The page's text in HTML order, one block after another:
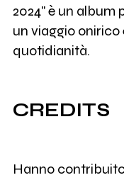
2024" è un album
un viaggio onirico
quotidianità.
CREDITS
Hanno